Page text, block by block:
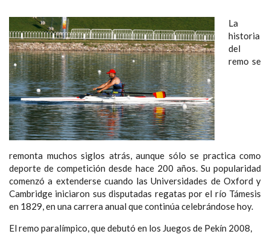
La
historia
del
remo se
remonta muchos siglos atrás, aunque sólo se practica como
deporte de competición desde hace 200 años. Su popularidad
comenzó a extenderse cuando las Universidades de Oxford y
Cambridge iniciaron sus disputadas regatas por el río Támesis
en 1829, en una carrera anual que continúa celebrándose hoy.
El remo paralímpico, que debutó en los Juegos de Pekín 2008,